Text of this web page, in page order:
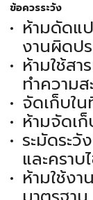
ข้อควรระวัง
ห้ามดัดแ
งานผิดปร
ห้ามใช้ส
ทำความส
จัดเก็บใ
ห้ามจัดเ
ระมัดระวั
และคราบ
ห้ามใช้ง